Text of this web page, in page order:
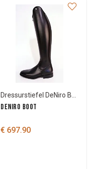
DENIRO BOOT
€ 697.90